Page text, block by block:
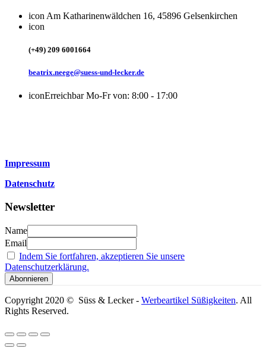
icon Am Katharinenwäldchen 16, 45896 Gelsenkirchen
icon
(+49) 209 6001664
beatrix.neege@suess-und-lecker.de
iconErreichbar Mo-Fr von: 8:00 - 17:00
Impressum
Datenschutz
Newsletter
Name
Email
Indem Sie fortfahren, akzeptieren Sie unsere
Datenschutzerklärung.
Copyright 2020 © Süss & Lecker - Werbeartikel Süßigkeiten. All
Rights Reserved.